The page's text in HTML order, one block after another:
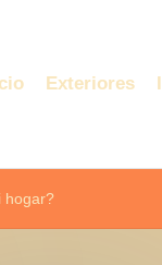
Exteriores
hogar?